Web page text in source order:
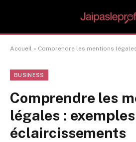
Accueil » Comprendre les mentions légales :
BUSINESS
Comprendre les
légales :
éclaircissements